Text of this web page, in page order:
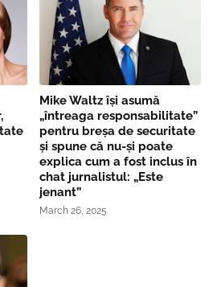
Mike Waltz îşi asumă
„întreaga responsabilitate”
pentru breşa de securitate
și spune că nu-și poate
explica cum a fost inclus în
chat jurnalistul: „Este
jenant”
March 26, 2025